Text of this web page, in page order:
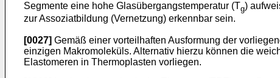
Segmente eine hohe Glasübergangstemperatur (Tg)
zur Assoziatbildung (Vernetzung) erkennbar sein.
[0027] Gemäß einer vorteilhaften Ausformung der
einzigen Makromoleküls. Alternativ hierzu können die
Elastomeren in Thermoplasten vorliegen.